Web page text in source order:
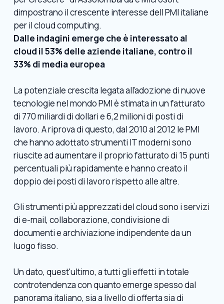
dimpostrano il crescente interesse dell PMI italiane
per il cloud computing.
Dalle indagini emerge che è interessato al
cloud il 53% delle aziende italiane, contro il
33% di media europea
La potenziale crescita legata all'adozione di nuove
tecnologie nel mondo PMI è stimata in un fatturato
di 770 miliardi di dollari e 6,2 milioni di posti di
lavoro. A riprova di questo, dal 2010 al 2012 le PMI
che hanno adottato strumenti IT moderni sono
riuscite ad aumentare il proprio fatturato di 15 punti
percentuali più rapidamente e hanno creato il
doppio dei posti di lavoro rispetto alle altre.
Gli strumenti più apprezzati del cloud sono i servizi
di e-mail, collaborazione, condivisione di
documenti e archiviazione indipendente da un
luogo fisso.
Un dato, quest'ultimo, a tutti gli effetti in totale
controtendenza con quanto emerge spesso dal
panorama italiano, sia a livello di offerta sia di